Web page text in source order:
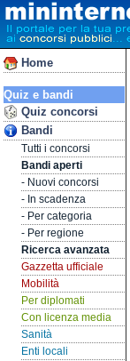
Home
Quiz e bandi
Quiz concorsi
Bandi
Tutti i concorsi
Bandi aperti
- Nuovi concorsi
- In scadenza
- Per categoria
- Per regione
Ricerca avanzata
Gazzetta ufficiale
Mobilità
Per diplomati
Con licenza media
Sanità
Enti locali